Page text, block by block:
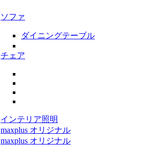
ソファ
ダイニングテーブル
チェア
インテリア照明
maxplus オリジナル
maxplus オリジナル